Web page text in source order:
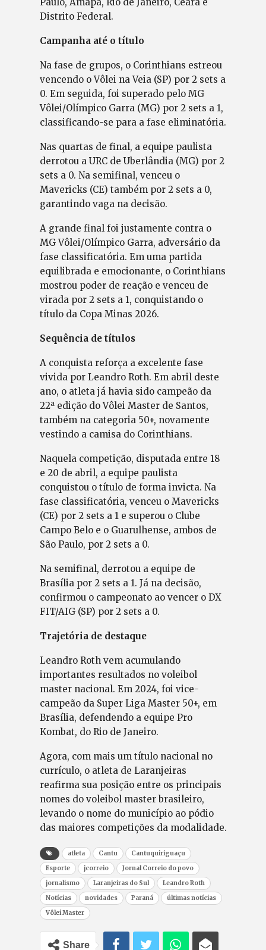
Distrito Federal.
Campanha até o título
Na fase de grupos, o Corinthians estreou
vencendo o Vôlei na Veia (SP) por 2 sets a
0. Em seguida, foi superado pelo MG
Vôlei/Olímpico Garra (MG) por 2 sets a 1,
classificando-se para a fase eliminatória.
Nas quartas de final, a equipe paulista
derrotou a URC de Uberlândia (MG) por 2
sets a 0. Na semifinal, venceu o
Mavericks (CE) também por 2 sets a 0,
garantindo vaga na decisão.
A grande final foi justamente contra o
MG Vôlei/Olímpico Garra, adversário da
fase classificatória. Em uma partida
equilibrada e emocionante, o Corinthians
mostrou poder de reação e venceu de
virada por 2 sets a 1, conquistando o
título da Copa Minas 2026.
Sequência de títulos
A conquista reforça a excelente fase
vivida por Leandro Roth. Em abril deste
ano, o atleta já havia sido campeão da
22ª edição do Vôlei Master de Santos,
também na categoria 50+, novamente
vestindo a camisa do Corinthians.
Naquela competição, disputada entre 18
e 20 de abril, a equipe paulista
conquistou o título de forma invicta. Na
fase classificatória, venceu o Mavericks
(CE) por 2 sets a 1 e superou o Clube
Campo Belo e o Guarulhense, ambos de
São Paulo, por 2 sets a 0.
Na semifinal, derrotou a equipe de
Brasília por 2 sets a 1. Já na decisão,
confirmou o campeonato ao vencer o DX
FIT/AIG (SP) por 2 sets a 0.
Trajetória de destaque
Leandro Roth vem acumulando
importantes resultados no voleibol
master nacional. Em 2024, foi vice-
campeão da Super Liga Master 50+, em
Brasília, defendendo a equipe Pro
Kombat, do Rio de Janeiro.
Agora, com mais um título nacional no
currículo, o atleta de Laranjeiras
reafirma sua posição entre os principais
nomes do voleibol master brasileiro,
levando o nome do município ao pódio
das maiores competições da modalidade.
atleta Cantu
Cantuquiriguaçu
Esporte
jcorreio
Jornal Correio do povo
jornalismo
Laranjeiras do Sul
Leandro Roth
Notícias
novidades Paraná
últimas notícias
Vôlei Master
Share